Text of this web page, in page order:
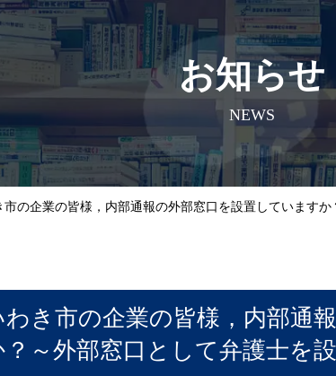
お知らせ
NEWS
市の企業の皆様，内部通報の外部窓口を設置しています
わき市の企業の皆様，内部通
？～外部窓口として弁護士を